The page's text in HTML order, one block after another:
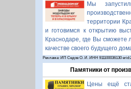
Мы
территории
и готовимся к открытию
Краснодаре, где Вы сможете
качестве своего будущего
Реклама: ИП Седов О. И. ИНН 911100036130
Памятники от
Цены ещё